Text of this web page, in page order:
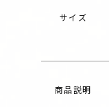
サイズ
商品説明